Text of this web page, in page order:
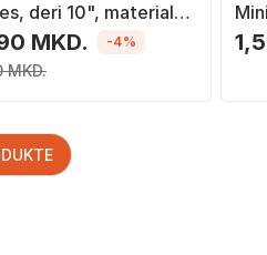
deri 10", material
kafe
MKD.
MKD.
-4%